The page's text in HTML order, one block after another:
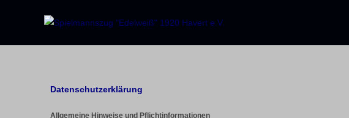
Datenschutzerklärung
Allgemeine Hinweise und Pflichtinformationen